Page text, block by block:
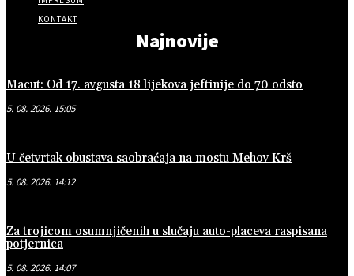
KONTAKT
Najnovije
Macut: Od 17. avgusta 18 lijekova jeftinije do 70 odsto
5. 08. 2026. 15:05
U četvrtak obustava saobraćaja na mostu Mehov Krš
5. 08. 2026. 14:12
Za trojicom osumnjičenih u slučaju auto-placeva raspisana
potjernica
5. 08. 2026. 14:07